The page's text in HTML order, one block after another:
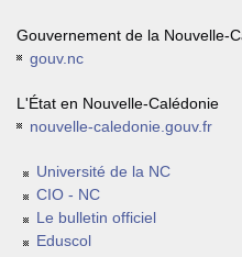
Gouvernement de la Nouvelle-
gouv.nc
L'État en Nouvelle-Calédonie
nouvelle-caledonie.gouv.fr
Université de la NC
CIO - NC
Le bulletin officiel
Eduscol